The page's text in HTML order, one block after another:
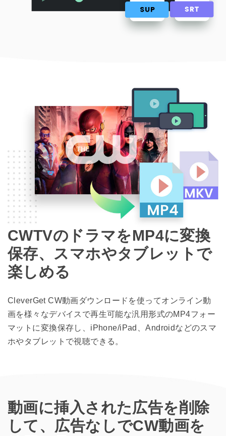
CWTVのドラマをMP4に変換
保存、スマホやタブレットで
楽しめる
CleverGet CW動画ダウンロードを使ってオンライン動
画を様々なデバイスで再生可能な汎用形式のMP4フォー
マットに変換保存し、iPhone/iPad、Androidなどのスマ
ホやタブレットで視聴できる。
動画に挿入された広告を削除
して、広告なしでCW動画を